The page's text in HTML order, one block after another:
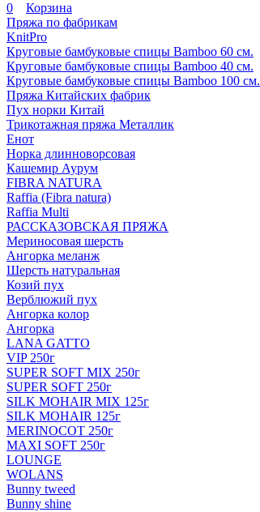
0
Корзина
Пряжа по фабрикам
KnitPro
Круговые бамбуковые спицы Bamboo 60 см.
Круговые бамбуковые спицы Bamboo 40 см.
Круговые бамбуковые спицы Bamboo 100 см.
Пряжа Китайских фабрик
Пух норки Китай
Трикотажная пряжа Металлик
Енот
Норка длинноворсовая
Кашемир Аурум
FIBRA NATURA
Raffia (Fibra natura)
Raffia Multi
РАССКАЗОВСКАЯ ПРЯЖА
Мериносовая шерсть
Ангорка меланж
Шерсть натуральная
Козий пух
Верблюжий пух
Ангорка колор
Ангорка
LANA GATTO
VIP 250г
SUPER SOFT MIX 250г
SUPER SOFT 250г
SILK MOHAIR MIX 125г
SILK MOHAIR 125г
MERINOCOT 250г
MAXI SOFT 250г
LOUNGE
WOLANS
Bunny tweed
Bunny shine